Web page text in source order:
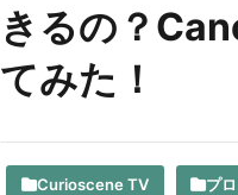
きるの？
てみた！
Curioscene TV プ